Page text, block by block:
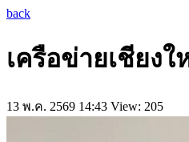
back
เครือข่ายเชียง
13 พ.ค. 2569 14:43 View: 205